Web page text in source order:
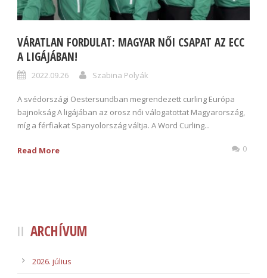
VÁRATLAN FORDULAT: MAGYAR NŐI CSAPAT AZ ECC
A LIGÁJÁBAN!
2022.09.26 Szabina Polyák
A svédországi Oestersundban megrendezett curling Európa
bajnokság A ligájában az orosz női válogatottat Magyarország,
míg a férfiakat Spanyolország váltja. A Word Curling...
Read More 0
ARCHÍVUM
2026. július